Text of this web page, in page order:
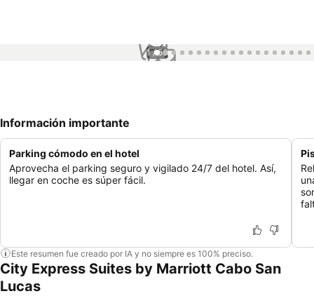
1 / 56
Información importante
Parking cómodo en el hotel
Aprovecha el parking seguro y vigilado 24/7 del hotel. Así,
llegar en coche es súper fácil.
Este resumen fue creado por IA y no siempre es 100% preciso.
City Express Suites by Marriott Cabo San
Lucas